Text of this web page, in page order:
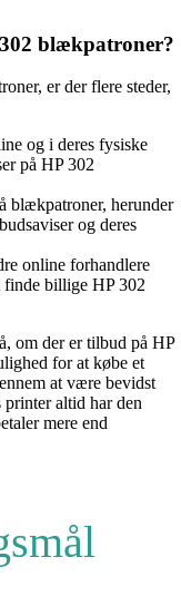
blækpatroner?
er der flere steder,
og i deres fysiske
på HP 302
blækpatroner, herunder
og deres
online forhandlere
billige HP 302
om der er tilbud på HP
for at købe et
at være bevidst
altid har den
mere end